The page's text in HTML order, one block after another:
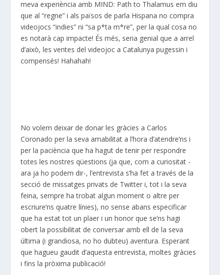
meva experiència amb MIND: Path to Thalamus em diu
que al “regne” i als països de parla Hispana no compra
videojocs “indies” ni “sa p*ta m*re”, per la qual cosa no
es notarà cap impacte! És més, seria genial que a arrel
d’això, les ventes del videojoc a Catalunya pugessin i
compensés! Hahahah!
No volem deixar de donar les gràcies a Carlos
Coronado per la seva amabilitat a l’hora d’atendre’ns i
per la paciència que ha hagut de tenir per respondre
totes les nostres qüestions (ja que, com a curiositat -
ara ja ho podem dir-, l’entrevista s’ha fet a través de la
secció de missatges privats de Twitter i, tot i la seva
feina, sempre ha trobat algun moment o altre per
escriure’ns quatre línies), no sense abans especificar
que ha estat tot un plaer i un honor que se’ns hagi
obert la possibilitat de conversar amb ell de la seva
última (i grandiosa, no ho dubteu) aventura. Esperant
que hagueu gaudit d’aquesta entrevista, moltes gràcies
i fins la pròxima publicació!